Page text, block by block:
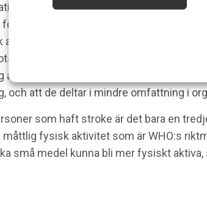
och innehåll, Spara och meddela dina
(WHO) uppdaterade riktlinjer för
första gången personer med
aktivitet ger positiva hälsoeffekter och
ökad kunskap och riktlinjer visar
mindre fysiskt aktiva och mer
och att de deltar i mindre omfattning i
som haft stroke är det bara en
fysisk aktivitet som är WHO:s
små medel kunna bli mer fysiskt aktiva,